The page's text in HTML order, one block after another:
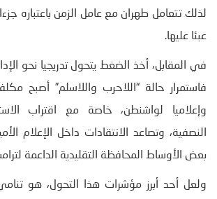
لذلك تتعامل طهران مع عامل الزمن باعتباره
عبئا عليها.
في المقابل، أخذ الضغط يتحول تدريجيا نحو
فاستمرار حالة “اللاحرب واللاسلم” أصبح
وإعلاميا لواشنطن، خاصة مع اقتراب
النصفية، وتصاعد الانتقادات داخل الإعلام
بعض الأوساط المحافظة التقليدية الداعمة
ولعل أحد أبرز مؤشرات هذا التحول، هو تنامي